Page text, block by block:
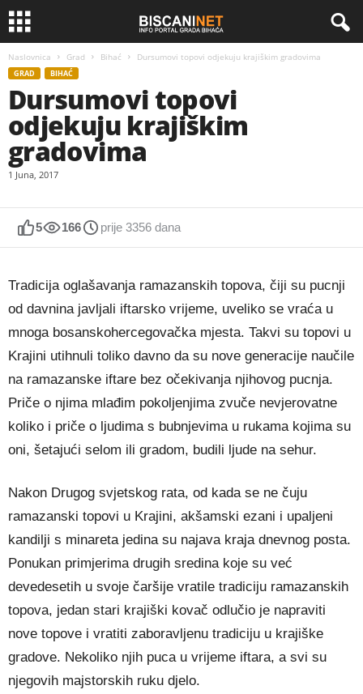
Naslovnica Grad Bihać Dursumovi topovi odjekuju krajiškim gradovima
GRAD BIHAĆ
Dursumovi topovi
odjekuju krajiškim
gradovima
1 Juna, 2017
5 166 prije 3356 dana
Tradicija oglašavanja ramazanskih topova, čiji su pucnji
od davnina javljali iftarsko vrijeme, uveliko se vraća u
mnoga bosanskohercegovačka mjesta. Takvi su topovi u
Krajini utihnuli toliko davno da su nove generacije naučile
na ramazanske iftare bez očekivanja njihovog pucnja.
Priče o njima mlađim pokoljenjima zvuče nevjerovatne
koliko i priče o ljudima s bubnjevima u rukama kojima su
oni, šetajući selom ili gradom, budili ljude na sehur.
Nakon Drugog svjetskog rata, od kada se ne čuju
ramazanski topovi u Krajini, akšamski ezani i upaljeni
kandilji s minareta jedina su najava kraja dnevnog posta.
Ponukan primjerima drugih sredina koje su već
devedesetih u svoje čaršije vratile tradiciju ramazanskih
topova, jedan stari krajiški kovač odlučio je napraviti
nove topove i vratiti zaboravljenu tradiciju u krajiške
gradove. Nekoliko njih puca u vrijeme iftara, a svi su
njegovih majstorskih ruku djelo.